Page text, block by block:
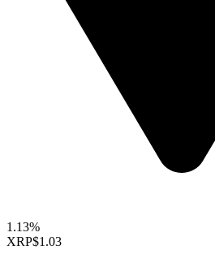
1.13%
XRP$1.03